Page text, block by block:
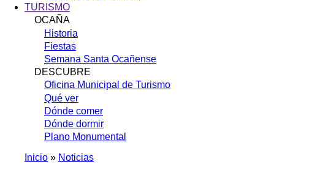
TURISMO
OCAÑA
Historia
Fiestas
Semana Santa Ocañense
DESCUBRE
Oficina Municipal de Turismo
Qué ver
Dónde comer
Dónde dormir
Plano Monumental
Inicio Noticias